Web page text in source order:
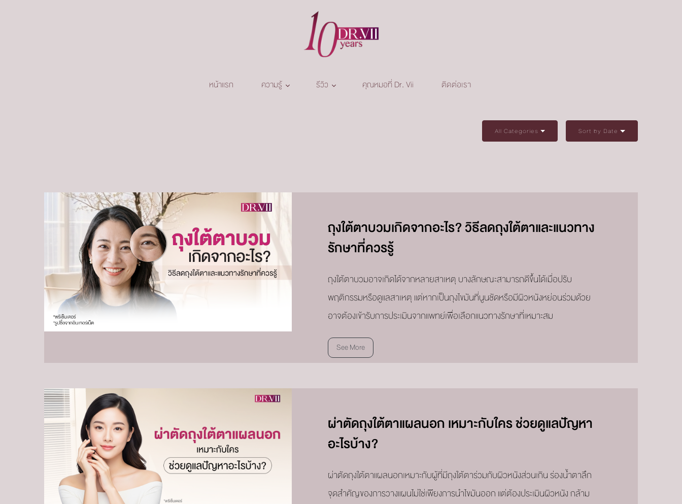
หน้าแรก ความรู้ รีวิว คุณหมอที่ Dr. Vii ติดต่อเรา
All Categories Sort by Date
ถุงใต้ตาบวมเกิดจากอะไร? วิธีลดถุงใต้ตาและแนวทาง
รักษาที่ควรรู้
ถุงใต้ตาบวมอาจเกิดได้จากหลายสาเหตุ บางลักษณะสามารถดีขึ้นได้เมื่อปรับ
พฤติกรรมหรือดูแลสาเหตุ แต่หากเป็นถุงไขมันที่นูนชัดหรือมีผิวหนังหย่อนร่วมด้วย
อาจต้องเข้ารับการประเมินจากแพทย์เพื่อเลือกแนวทางรักษาที่เหมาะสม
See More
ผ่าตัดถุงใต้ตาแผลนอก เหมาะกับใคร ช่วยดูแลปัญหา
อะไรบ้าง?
ผ่าตัดถุงใต้ตาแผลนอกเหมาะกับผู้ที่มีถุงใต้ตาร่วมกับผิวหนังส่วนเกิน ร่องน้ำตาลึก
จุดสำคัญของการวางแผนไม่ใช่เพียงการนำไขมันออก แต่ต้องประเมินผิวหนัง กล้าม